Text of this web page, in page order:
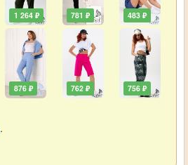
1 264 ₽
876 ₽
781 ₽
762 ₽
483 ₽
756 ₽
.